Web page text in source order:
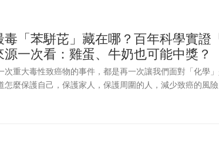
「苯駢芘」藏在哪？百年科學實證
一次看：雞蛋、牛奶也可能中獎？
次重大毒性致癌物的事件，都是再一次讓我們面對「化學
怎麼保護自己，保護家人，保護周圍的人，減少致癌的風
你化學考試的「成績」有關，而是與你的「生命」有關。十